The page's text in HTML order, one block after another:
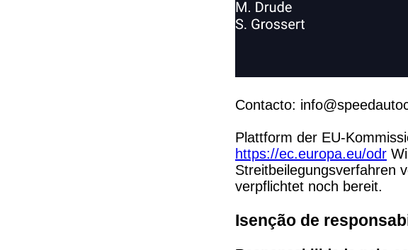
Contacto:
https://ec.europa.eu/odr
Streitbeilegungsverfahren
verpflichtet noch bereit.
Isenção de